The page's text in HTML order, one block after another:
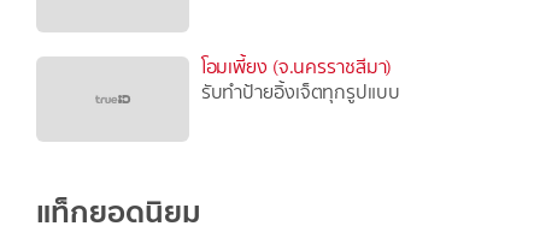
โอมเพี้ยง (จ.นครราชสีมา)
รับทำป้ายอิ้งเจ็ตทุกรูปแบบ
แท็กยอดนิยม